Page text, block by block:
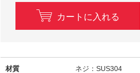
カートに入れる
材質
ネジ：SUS304